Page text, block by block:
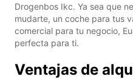
Drogenbos Ikc. Ya sea que
mudarte, un coche para tus
comercial para tu negocio,
perfecta para ti.
Ventajas de